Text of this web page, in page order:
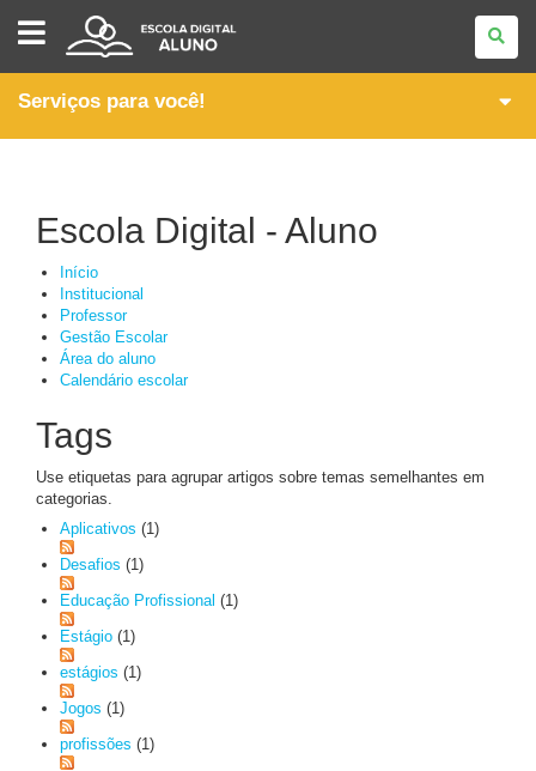
ESCOLA
DIGITAL
-
ALUNO
Serviços para você!
Escola Digital - Aluno
Início
Institucional
Professor
Gestão Escolar
Área do aluno
Calendário escolar
Tags
Use etiquetas para agrupar artigos sobre temas semelhantes em
categorias.
Aplicativos (1)
Desafios (1)
Educação Profissional (1)
Estágio (1)
estágios (1)
Jogos (1)
profissões (1)